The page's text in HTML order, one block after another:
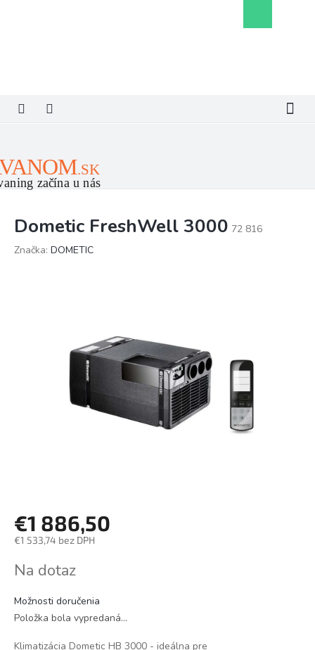
košík
Dometic FreshWell 3000 72 816
Značka: DOMETIC
€1 886,50
€1 533,74 bez DPH
cena:
Na dotaz
Možnosti doručenia
Položka bola vypredaná…
Klimatizácia Dometic HB 3000 - ideálna pre